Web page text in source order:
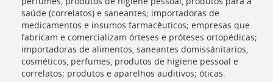
saúde (correlatos) e saneantes; importadoras de
medicamentos e insumos farmacêuticos; empresas que
fabricam e comercializam órteses e próteses ortopédicas;
importadoras de alimentos, saneantes domissánitarios,
cosméticos, perfumes, produtos de higiene pessoal e
correlatos; produtos e aparelhos auditivos; óticas.